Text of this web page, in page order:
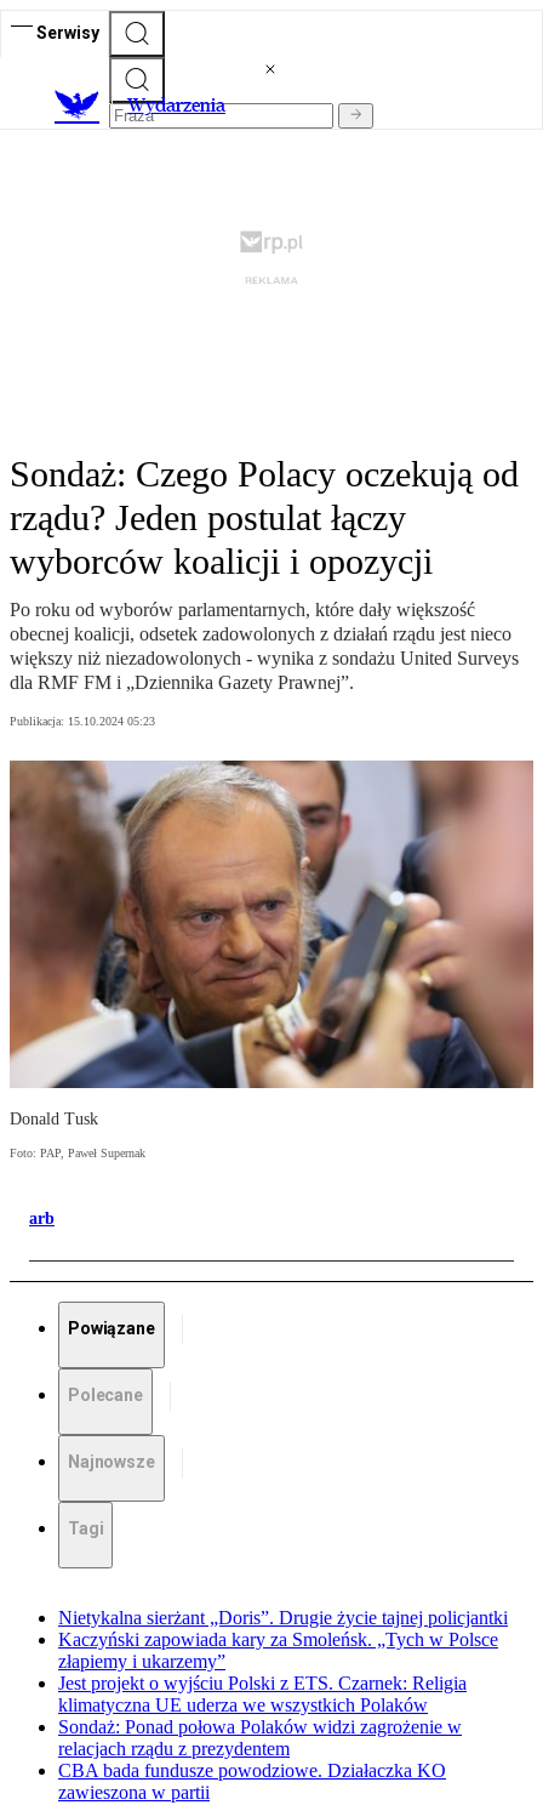
Serwisy
Wydarzenia
Sondaż: Czego Polacy oczekują od
rządu? Jeden postulat łączy
wyborców koalicji i opozycji
Po roku od wyborów parlamentarnych, które dały większość
obecnej koalicji, odsetek zadowolonych z działań rządu jest nieco
większy niż niezadowolonych - wynika z sondażu United Surveys
dla RMF FM i „Dziennika Gazety Prawnej”.
Publikacja: 15.10.2024 05:23
Donald Tusk
Foto: PAP, Paweł Supernak
arb
Powiązane
Polecane
Najnowsze
Tagi
Nietykalna sierżant „Doris”. Drugie życie tajnej policjantki
Kaczyński zapowiada kary za Smoleńsk. „Tych w Polsce
złapiemy i ukarzemy”
Jest projekt o wyjściu Polski z ETS. Czarnek: Religia
klimatyczna UE uderza we wszystkich Polaków
Sondaż: Ponad połowa Polaków widzi zagrożenie w
relacjach rządu z prezydentem
CBA bada fundusze powodziowe. Działaczka KO
zawieszona w partii